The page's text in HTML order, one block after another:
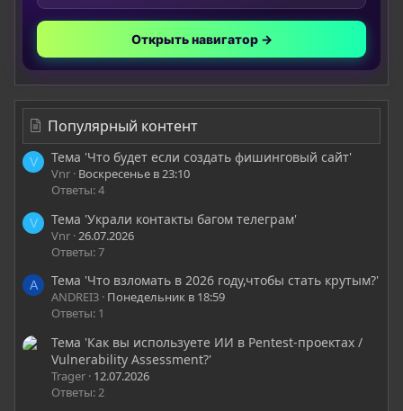
Открыть навигатор →
Популярный контент
V Тема 'Что будет если создать фишинговый сайт'
Vnr Воскресенье в 23:10
Ответы: 4
V Тема 'Украли контакты багом телеграм'
Vnr 26.07.2026
Ответы: 7
A Тема 'Что взломать в 2026 году,чтобы стать крутым?'
ANDREI3 Понедельник в 18:59
Ответы: 1
Тема 'Как вы используете ИИ в Pentest-проектах /
Vulnerability Assessment?'
Trager 12.07.2026
Ответы: 2